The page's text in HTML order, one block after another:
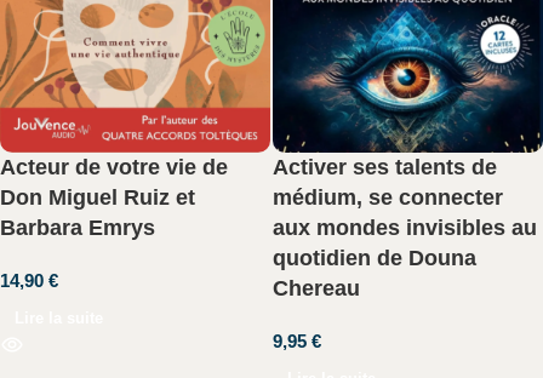
Acteur de votre vie de
Don Miguel Ruiz et
Barbara Emrys
14,90 €
Activer ses talents de
médium, se connecter
aux mondes invisibles au
quotidien de Douna
Chereau
9,95 €